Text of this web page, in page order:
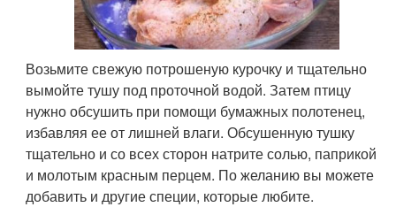
Возьмите свежую потрошеную курочку и тщательно
вымойте тушу под проточной водой. Затем птицу
нужно обсушить при помощи бумажных полотенец,
избавляя ее от лишней влаги. Обсушенную тушку
тщательно и со всех сторон натрите солью, паприкой
и молотым красным перцем. По желанию вы можете
добавить и другие специи, которые любите.